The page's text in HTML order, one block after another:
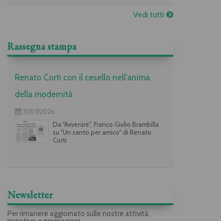
Vedi tutti
Rassegna stampa
Renato Corti con il cesello nell'anima
della modernità
31/07/2026
Da "Avvenire", Franco Giulio Brambilla
su "Un santo per amico" di Renato
Corti
Newsletter
Per rimanere aggiornato sulle nostre attività,